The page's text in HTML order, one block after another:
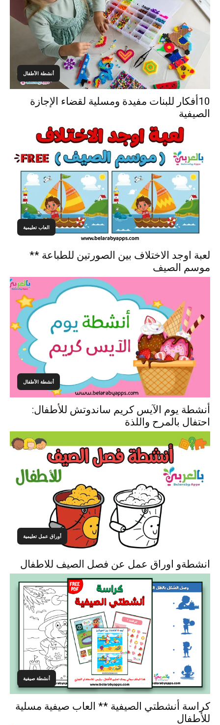
أنشطة الأطفال
10أفكار للبنات مفيدة ومسلية لقضاء الإجازة
الصيفية
العاب تعليمية
لعبة اوجد الاختلاف بين الصورتين للطباعة **
موسم الصيف
أنشطة الأطفال
أنشطة يوم الآيس كريم ساندوتش للأطفال:
احتفال بالمرح واللذة
أوراق عمل تعليمية
انشطةو اوراق عمل عن فصل الصيف للاطفال
أنشطة صيفية
كراسة أنشطتي الصيفية ** العاب صيفية مسلية
للأطفال